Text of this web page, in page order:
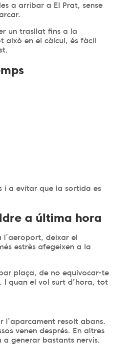
a arribar a El Prat, sense
un trasllat fins a la
això en el càlcul, és fàcil
i a evitar que la sortida es
a última hora
l’aeroport, deixar el
estrès afegeixen a la
plaça, de no equivocar-te
I quan el vol surt d’hora, tot
l’aparcament resolt abans.
venen després. En altres
generar bastants nervis.